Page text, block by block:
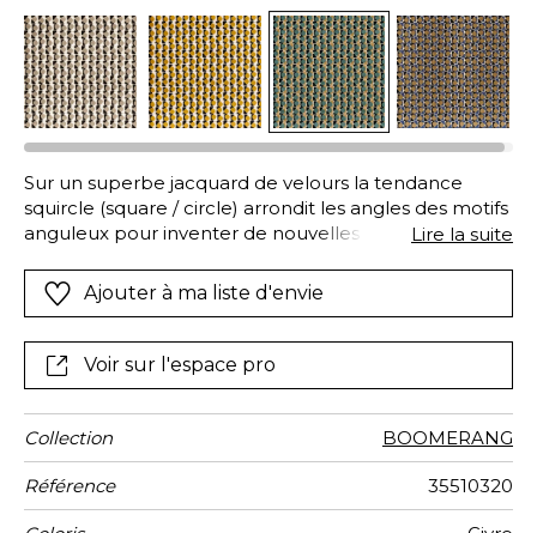
Sur un superbe jacquard de velours la tendance
squircle (square / circle) arrondit les angles des motifs
anguleux pour inventer de nouvelles formes courbes
géométrie et les nuanciers selon un équilibre très
réussi. Et vos fauteuils découvrent une nouvelle vie
Lire la suite
Ajouter à ma liste d'envie
Voir sur l'espace pro
Collection BOOMERANG
Référence 35510320